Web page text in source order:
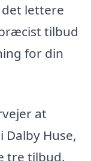
lettere
tilbud
for din
at
Huse,
tre tilbud.